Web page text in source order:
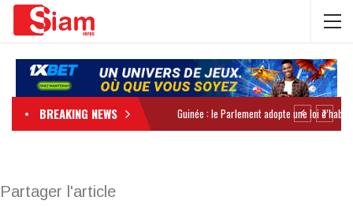
BREAKING NEWS
Partager l'article